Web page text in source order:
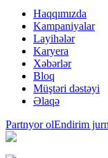
Haqqımızda
Kampaniyalar
Layihələr
Karyera
Xəbərlər
Bloq
Müştəri dəstəyi
Əlaqə
Partnyor olEndirim